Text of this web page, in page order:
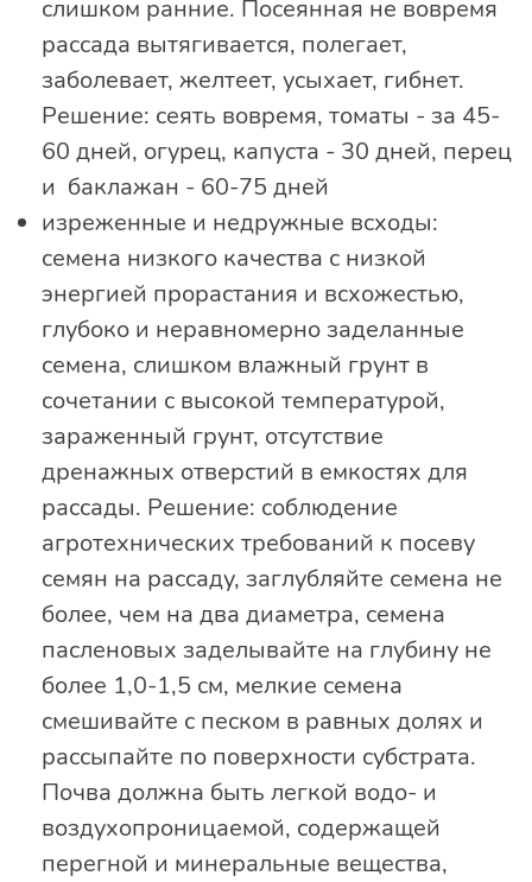
слишком ранние. Посеянная не вовремя
рассада вытягивается, полегает,
заболевает, желтеет, усыхает, гибнет.
Решение: сеять вовремя, томаты - за 45-
60 дней, огурец, капуста - 30 дней, перец
и баклажан - 60-75 дней
изреженные и недружные всходы:
семена низкого качества с низкой
энергией прорастания и всхожестью,
глубоко и неравномерно заделанные
семена, слишком влажный грунт в
сочетании с высокой температурой,
зараженный грунт, отсутствие
дренажных отверстий в емкостях для
рассады. Решение: соблюдение
агротехнических требований к посеву
семян на рассаду, заглубляйте семена не
более, чем на два диаметра, семена
пасленовых заделывайте на глубину не
более 1,0-1,5 см, мелкие семена
смешивайте с песком в равных долях и
рассыпайте по поверхности субстрата.
Почва должна быть легкой водо- и
воздухопроницаемой, содержащей
перегной и минеральные вещества,